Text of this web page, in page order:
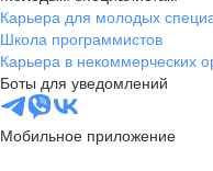
pr@nsk.hh.ru
Минск
пр-т Дзержинского, д. 57,
10 этаж, помещение 45-1
Карьера для молодых
Школа программистов
Карьера в некоммерческих
Боты для уведомлений
Мобильное приложение